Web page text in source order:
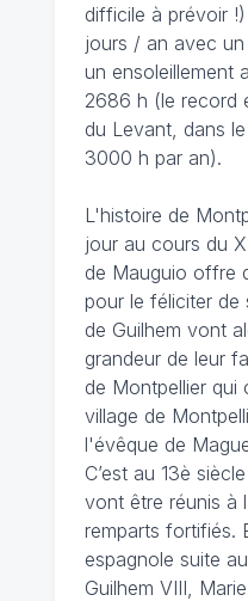
difficile à prévoir
jours / an avec
un ensoleillement
2686 h (le record
du Levant, dans
3000 h par an).
L'histoire de
jour au cours du
de Mauguio offre
pour le féliciter de
de Guilhem vont
grandeur de leur
de Montpellier qui
village de
l'évêque de
C’est au 13è
vont être réunis à
remparts fortifiés.
espagnole suite
Guilhem VIII,